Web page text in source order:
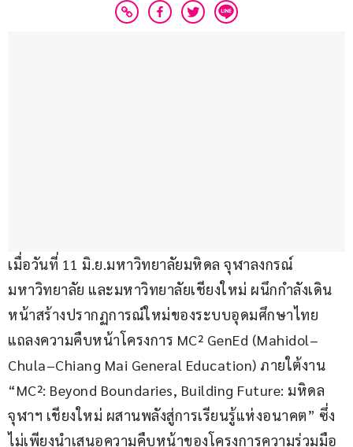
เมื่อวันที่ 11 มิ.ย.มหาวิทยาลัยมหิดล จุฬาลงกรณ์
มหาวิทยาลัย และมหาวิทยาลัยเชียงใหม่ ผนึกกำลังเดิน
หน้าสร้างปรากฏการณ์ใหม่ของระบบอุดมศึกษาไทย
แถลงความคืบหน้าโครงการ MC² GenEd (Mahidol–
Chula–Chiang Mai General Education) ภายใต้งาน
“MC²: Beyond Boundaries, Building Future: มหิดล
จุฬาฯ เชียงใหม่ ผสานพลังสู่การเรียนรู้แห่งอนาคต” ซึ่ง
ไม่เพียงนำเสนอความคืบหน้าของโครงการความร่วมมือ